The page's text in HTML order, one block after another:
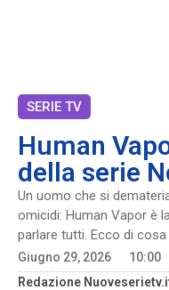
SERIE TV
Human
della serie
Un uomo che si
omicidi: Human Vapor è
parlare tutti. Ecco di
Giugno 29, 2026
10:00
Redazione